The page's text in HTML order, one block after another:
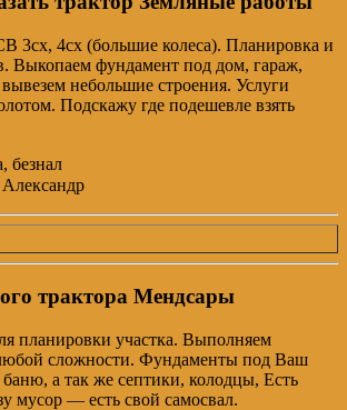
3cx, 4cx (большие колеса). Планировка и
Выкопаем фундамент под дом, гараж,
небольшие строения. Услуги
Подскажу где подешевле взять
безнал
Александр
трактора Мендсары
планировки участка. Выполняем
сложности. Фундаменты под Ваш
а так же септики, колодцы, Есть
мусор — есть свой самосвал.